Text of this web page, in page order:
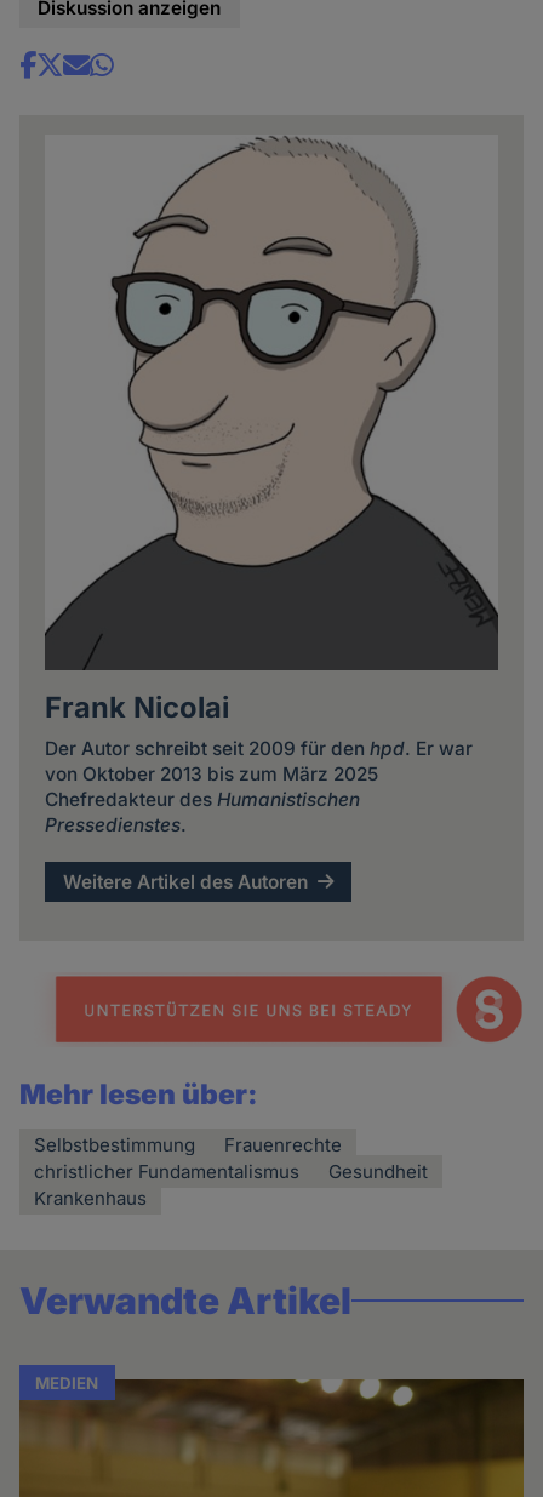
Diskussion anzeigen
Share
Frank Nicolai
Der Autor schreibt seit 2009 für den hpd. Er war
von Oktober 2013 bis zum März 2025
Chefredakteur des Humanistischen
Pressedienstes.
Weitere Artikel des Autoren
Mehr lesen über:
Selbstbestimmung
Frauenrechte
christlicher Fundamentalismus
Gesundheit
Krankenhaus
Verwandte Artikel
MEDIEN